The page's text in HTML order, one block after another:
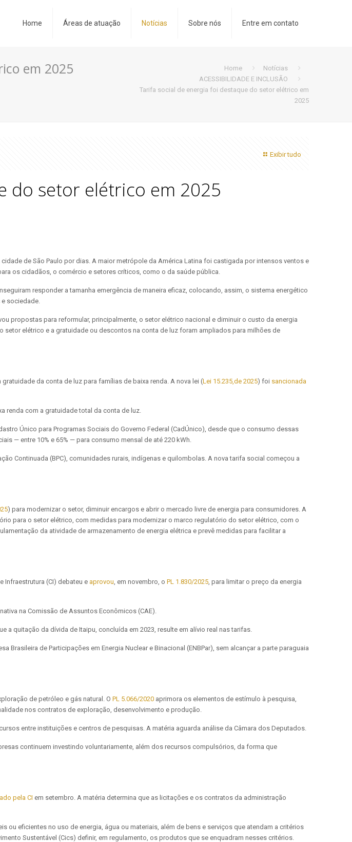
Home Áreas de atuação Notícias Sobre nós Entre em contato
em 2025 Home
Notícias
ACESSIBILIDADE E INCLUSÃO
Tarifa social de energia foi destaque do setor elétrico em
2025
Exibir tudo
do setor elétrico em 2025
de São Paulo por dias. A maior metrópole da América Latina foi castigada por intensos ventos e
os cidadãos, o comércio e setores críticos, como o da saúde pública.
responder a tamanha emergência de maneira eficaz, colocando, assim, o sistema energético
e sociedade.
propostas para reformular, principalmente, o setor elétrico nacional e diminuir o custo da energia
elétrico e a gratuidade ou descontos na conta de luz foram ampliados para milhões de
gratuidade da conta de luz para famílias de baixa renda. A nova lei (Lei 15.235,de 2025) foi sancionada
renda com a gratuidade total da conta de luz.
Único para Programas Sociais do Governo Federal (CadÚnico), desde que o consumo dessas
— entre 10% e 65% — para consumo mensal de até 220 kWh.
Continuada (BPC), comunidades rurais, indígenas e quilombolas. A nova tarifa social começou a
) para modernizar o setor, diminuir encargos e abrir o mercado livre de energia para consumidores. A
para o setor elétrico, com medidas para modernizar o marco regulatório do setor elétrico, com o
da atividade de armazenamento de energia elétrica e prevê medidas para facilitar a
Infraestrutura (CI) debateu e aprovou, em novembro, o PL 1.830/2025, para limitar o preço da energia
na Comissão de Assuntos Econômicos (CAE).
quitação da dívida de Itaipu, concluída em 2023, resulte em alívio real nas tarifas.
de Participações em Energia Nuclear e Binacional (ENBPar), sem alcançar a parte paraguaia
de petróleo e gás natural. O PL 5.066/2020 aprimora os elementos de estímulo à pesquisa,
nos contratos de exploração, desenvolvimento e produção.
entre instituições e centros de pesquisas. A matéria aguarda análise da Câmara dos Deputados.
continuem investindo voluntariamente, além dos recursos compulsórios, da forma que
pela CI em setembro. A matéria determina que as licitações e os contratos da administração
eficientes no uso de energia, água ou materiais, além de bens e serviços que atendam a critérios
Sustentável (Cics) definir, em regulamento, os produtos que se enquadram nesses critérios.